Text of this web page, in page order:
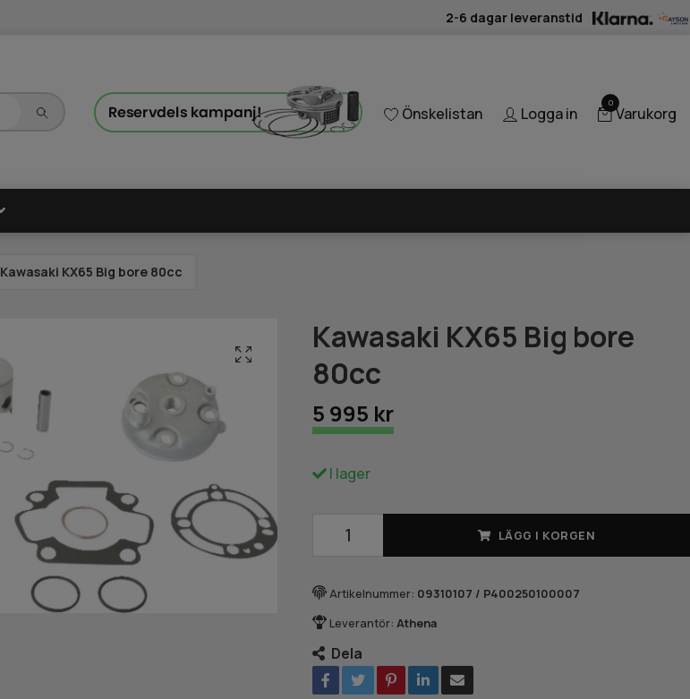
2-6 dagar leveranstid
Önskelistan Logga in
0
Varukorg
Kawasaki KX65 Big bore 80cc
Kawasaki KX65 Big bore
80cc
5 995 kr
I lager
LÄGG I KORGEN
Artikelnummer: 09310107 / P400250100007
Leverantör: Athena
Dela